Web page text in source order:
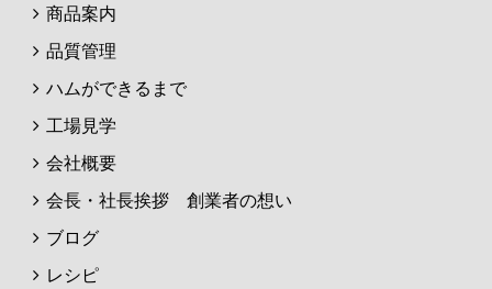
商品案内
品質管理
ハムができるまで
工場見学
会社概要
会長・社長挨拶 創業者の想い
ブログ
レシピ